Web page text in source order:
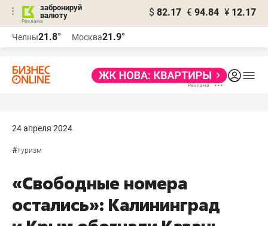
забронируй
валюту
$ 82.17 € 94.84 ¥ 12.17
Челны21.8° Москва21.9°
24 апреля 2024
#туризм
«Свободные номера
остались»: Калининград